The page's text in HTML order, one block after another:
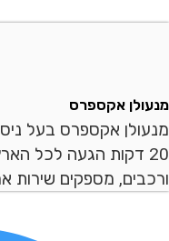
אקספרס
אקספרס בעל ניסיון
דקות הגעה לכל הארץ!
מספקים שירות אמין